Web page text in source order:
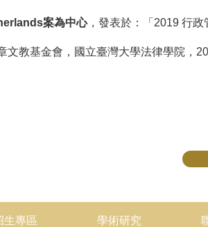
案為中心，發表於：「2019 行
文教基金會，國立臺灣大學法律學院，
生專區 學術研究